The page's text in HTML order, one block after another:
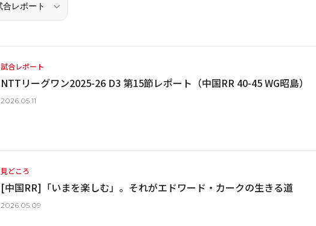
試合レポート
NTTリーグワン2025-26 D3 第15節レポート（中国RR 40-45 WG昭島）
2026.05.11
見どころ
[中国RR]「いまを楽しむ」。それがエドワード・カークの生きる道
2026.05.09